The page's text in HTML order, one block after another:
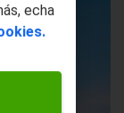
echa